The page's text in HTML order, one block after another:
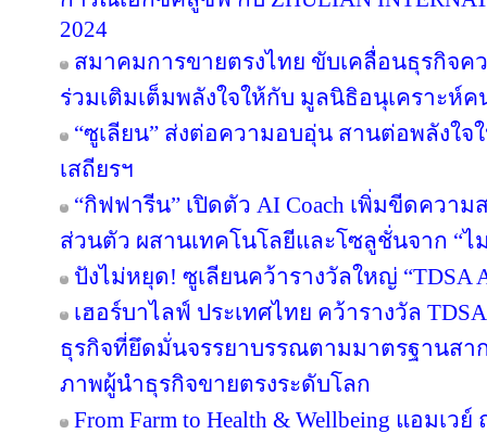
2024
สมาคมการขายตรงไทย ขับเคลื่อนธุรกิจ
ร่วมเติมเต็มพลังใจให้กับ มูลนิธิอนุเคราะห์ค
“ซูเลียน” ส่งต่อความอบอุ่น สานต่อพลังใจใ
เสถียรฯ
“กิฟฟารีน” เปิดตัว AI Coach เพิ่มขีดควา
ส่วนตัว ผสานเทคโนโลยีและโซลูชั่นจาก “
ปังไม่หยุด! ซูเลียนคว้ารางวัลใหญ่ “TDSA
เฮอร์บาไลฟ์ ประเทศไทย คว้ารางวัล
ธุรกิจที่ยึดมั่นจรรยาบรรณตามมาตรฐานสา
ภาพผู้นำธุรกิจขายตรงระดับโลก
From Farm to Health & Wellbeing แอมเ